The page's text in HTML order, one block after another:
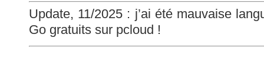
Update, 11/2025 : j’ai été mauvaise
Go gratuits sur pcloud !